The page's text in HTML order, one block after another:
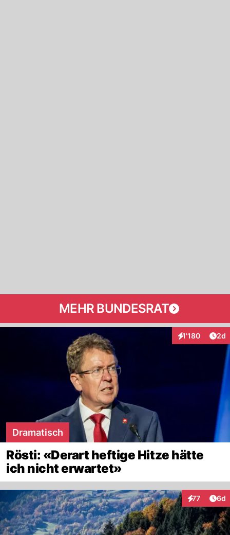
MEHR BUNDESRAT
1'180
Interaktionen2d
Dramatisch
Rösti: «Derart heftige Hitze hätte
ich nicht erwartet»
77
Interaktionen
6d